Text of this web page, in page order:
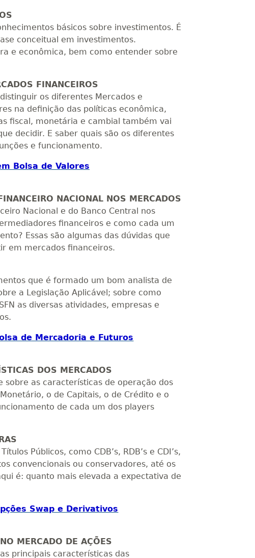
básicos sobre investimentos. É
conceitual em investimentos.
e econômica, bem como entender sobre
FINANCEIROS
os diferentes Mercados e
na definição das políticas econômica,
fiscal, monetária e cambial também vai
decidir. E saber quais são os diferentes
e funcionamento.
Bolsa de Valores
NACIONAL NOS MERCADOS
Nacional e do Banco Central nos
financeiros e como cada um
Essas são algumas das dúvidas que
em mercados financeiros.
que é formado um bom analista de
a Legislação Aplicável; sobre como
as diversas atividades, empresas e
de Mercadoria e Futuros
DOS MERCADOS
sobre as características de operação dos
o de Capitais, o de Crédito e o
de cada um dos players
Públicos, como CDB’s, RDB’s e CDI’s,
convencionais ou conservadores, até os
é: quanto mais elevada a expectativa de
Swap e Derivativos
MERCADO DE AÇÕES
principais características das